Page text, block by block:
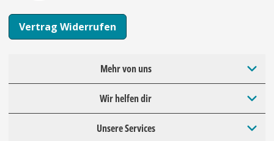
Vertrag Widerrufen
Mehr von uns
Wir helfen dir
Unsere Services